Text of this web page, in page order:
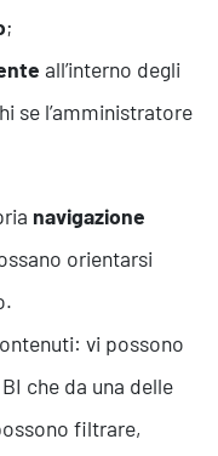
;
all’interno degli
se l’amministratore
navigazione
orientarsi
vi possono
che da una delle
filtrare,